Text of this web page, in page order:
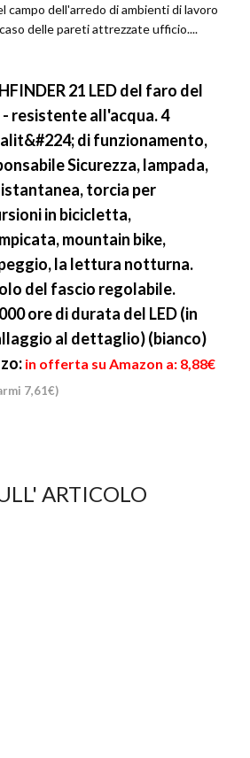
campo dell'arredo di ambienti di lavoro
delle pareti attrezzate ufficio....
21 LED del faro del
resistente all'acqua. 4
di funzionamento,
Sicurezza, lampada,
torcia per
in bicicletta,
mountain bike,
la lettura notturna.
del fascio regolabile.
ore di durata del LED (in
al dettaglio) (bianco)
in offerta su Amazon a: 8,88€
7,61€)
ARTICOLO